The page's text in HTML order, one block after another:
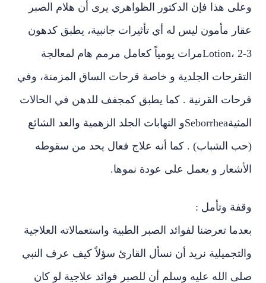
وعلى هذا فإن الدكتور الظواهري يرى أن هلام الصبر
عقار مأمون ليس له أي تأثيرات جانبية، يطبق كدهون
Lotion، 2-3مرات يومياً كعامل مرمم هام لمعالجة
التقرحات الجلدية و خاصة قرحات الساق المزمنة، وفي
قرحات القرنية . كما يطبق كمجفف للدهن في الحالات
المثيةSeborrheaو التهابات الجلد الزهمية والعد الشائع
(حب الشباب) . كما أنه علاج فعال يحد من سقوطه
الأشعار و يعمل على عودة نموها.
وقفة وتأمل :
بعدما تعرضنا لفوائد الصبر الطبية واستعمالاته العلاجية
والتجميلية نريد أن نسأل القارئ سؤلاً كيف عرف النبي
صلى الله عليه وسلم أن للصبر فوائد علاجية لو كان